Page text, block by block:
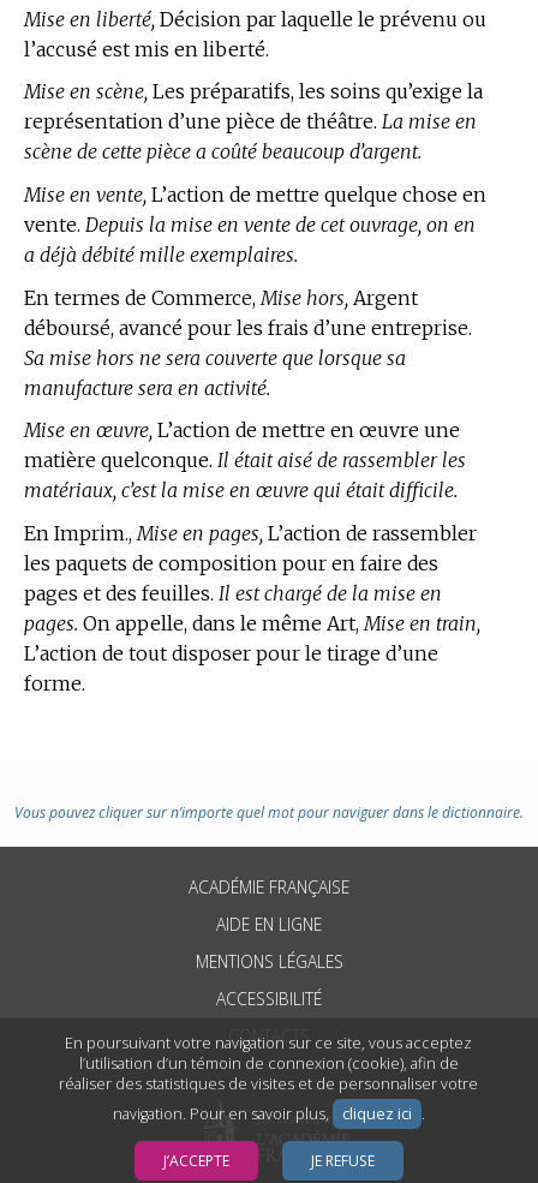
En poursuivant votre navigation sur ce site, vous acceptez
l’utilisation d’un témoin de connexion (cookie), afin de
réaliser des statistiques de visites et de personnaliser votre
navigation. Pour en savoir plus,
cliquez ici .
J’ACCEPTE JE REFUSE
Mise en liberté, Décision par laquelle le prévenu ou
l’accusé est mis en liberté.
Mise en scène, Les préparatifs, les soins qu’exige la
représentation d’une pièce de théâtre. La mise en
scène de cette pièce a coûté beaucoup d’argent.
Mise en vente, L’action de mettre quelque chose en
vente. Depuis la mise en vente de cet ouvrage, on en
a déjà débité mille exemplaires.
En termes de Commerce, Mise hors, Argent
déboursé, avancé pour les frais d’une entreprise.
Sa mise hors ne sera couverte que lorsque sa
manufacture sera en activité.
Mise en œuvre, L’action de mettre en œuvre une
matière quelconque. Il était aisé de rassembler les
matériaux, c’est la mise en œuvre qui était difficile.
En Imprim., Mise en pages, L’action de rassembler
les paquets de composition pour en faire des
pages et des feuilles. Il est chargé de la mise en
pages. On appelle, dans le même Art, Mise en train,
L’action de tout disposer pour le tirage d’une
forme.
Vous pouvez cliquer sur n’importe quel mot pour naviguer dans le dictionnaire.
ACADÉMIE FRANÇAISE
AIDE EN LIGNE
MENTIONS LÉGALES
ACCESSIBILITÉ
CONTACTS